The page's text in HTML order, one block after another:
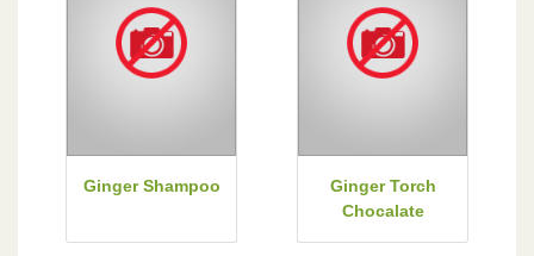
Ginger Shampoo
Ginger Torch
Chocalate